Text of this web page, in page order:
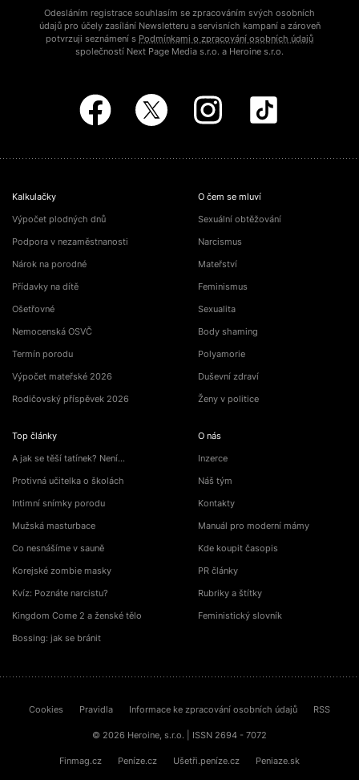
Odesláním registrace souhlasím se zpracováním svých osobních
údajů pro účely zasílání Newsletteru a servisních kampaní a zároveň
potvrzuji seznámení s Podmínkami o zpracování osobních údajů
společností Next Page Media s.r.o. a Heroine s.r.o.
Kalkulačky
Výpočet plodných dnů
Podpora v nezaměstnanosti
Nárok na porodné
Přídavky na dítě
Ošetřovné
Nemocenská OSVČ
Termín porodu
Výpočet mateřské 2026
Rodičovský příspěvek 2026
Top články
A jak se těší tatínek? Není…
Protivná učitelka o školách
Intimní snímky porodu
Mužská masturbace
Co nesnášíme v sauně
Korejské zombie masky
Kvíz: Poznáte narcistu?
Kingdom Come 2 a ženské tělo
Bossing: jak se bránit
O čem se mluví
Sexuální obtěžování
Narcismus
Mateřství
Feminismus
Sexualita
Body shaming
Polyamorie
Duševní zdraví
Ženy v politice
O nás
Inzerce
Náš tým
Kontakty
Manuál pro moderní mámy
Kde koupit časopis
PR články
Rubriky a štítky
Feministický slovník
Cookies Pravidla Informace ke zpracování osobních údajů RSS
© 2026 Heroine, s.r.o. | ISSN 2694 - 7072
Finmag.cz Peníze.cz Ušetři.peníze.cz Peniaze.sk